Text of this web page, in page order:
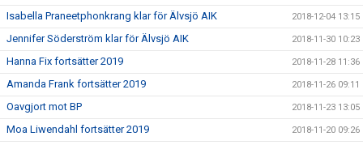
Isabella Praneetphonkrang klar för Älvsjö AIK 2018-12-04 13:15
Jennifer Söderström klar för Älvsjö AIK 2018-11-30 10:23
Hanna Fix fortsätter 2019 2018-11-28 11:36
Amanda Frank fortsätter 2019 2018-11-26 09:11
Oavgjort mot BP 2018-11-23 13:05
Moa Liwendahl fortsätter 2019 2018-11-20 09:26